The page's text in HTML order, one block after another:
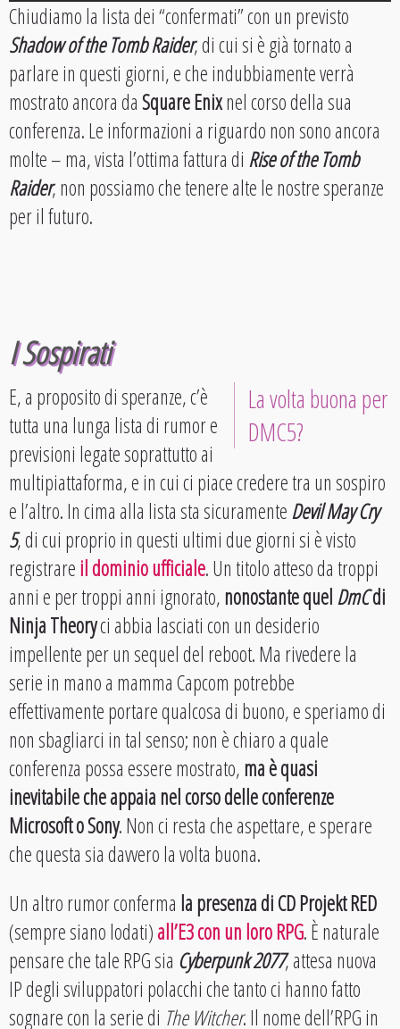
Chiudiamo la lista dei “confermati” con un previsto
Shadow of the Tomb Raider, di cui si è già tornato a
parlare in questi giorni, e che indubbiamente verrà
mostrato ancora daSquare Enixnel corso della sua
conferenza. Le informazioni a riguardo non sono ancora
molte – ma, vista l’ottima fattura di Rise of the Tomb
Raider, non possiamo che tenere alte le nostre speranze
per il futuro.
I Sospirati
La volta buona per
DMC5?
E, a proposito di speranze, c’è
tutta una lunga lista di rumor e
previsioni legate soprattutto ai
multipiattaforma, e in cui ci piace credere tra un sospiro
e l’altro. In cima alla lista sta sicuramenteDevil May Cry
5, di cui proprio in questi ultimi due giorni si è visto
registrareil dominio ufficiale. Un titolo atteso da troppi
anni e per troppi anni ignorato,nonostante quelDmCdi
Ninja Theoryci abbia lasciati con un desiderio
impellente per un sequel del reboot. Ma rivedere la
serie in mano a mamma Capcom potrebbe
effettivamente portare qualcosa di buono, e speriamo di
non sbagliarci in tal senso; non è chiaro a quale
conferenza possa essere mostrato,ma è quasi
inevitabile che appaia nel corso delle conferenze
Microsoft o Sony. Non ci resta che aspettare, e sperare
che questa sia davvero la volta buona.
Un altro rumor conferma la presenza di CD Projekt RED
(sempre siano lodati)all’E3 con un loro RPG. È naturale
pensare che tale RPG sia Cyberpunk 2077, attesa nuova
IP degli sviluppatori polacchi che tanto ci hanno fatto
sognare con la serie di The Witcher. Il nome dell’RPG in